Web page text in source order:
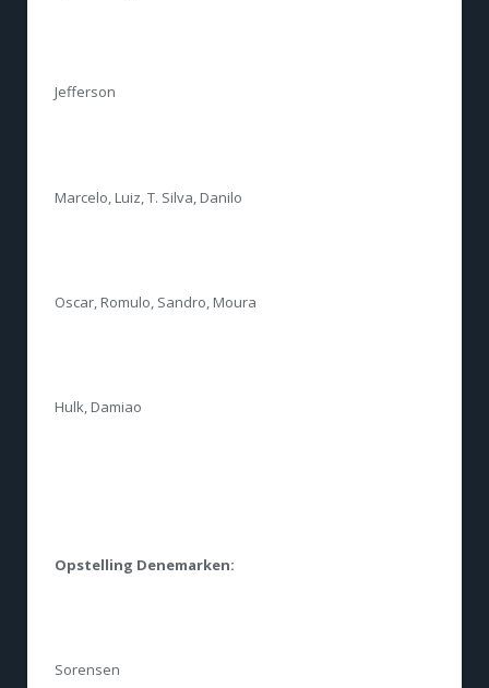
Jefferson
Marcelo, Luiz, T. Silva, Danilo
Oscar, Romulo, Sandro, Moura
Hulk, Damiao
Opstelling Denemarken:
Sorensen